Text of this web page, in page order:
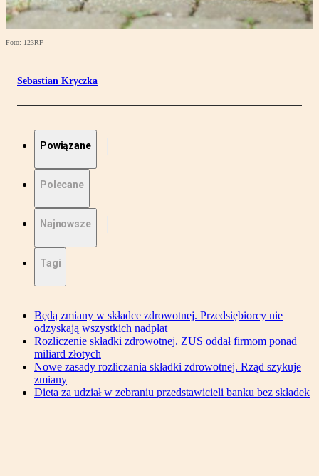
Foto: 123RF
Sebastian Kryczka
Powiązane
Polecane
Najnowsze
Tagi
Będą zmiany w składce zdrowotnej. Przedsiębiorcy nie
odzyskają wszystkich nadpłat
Rozliczenie składki zdrowotnej. ZUS oddał firmom ponad
miliard złotych
Nowe zasady rozliczania składki zdrowotnej. Rząd szykuje
zmiany
Dieta za udział w zebraniu przedstawicieli banku bez składek